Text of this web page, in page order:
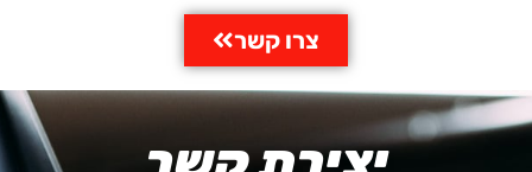
צרו קשר